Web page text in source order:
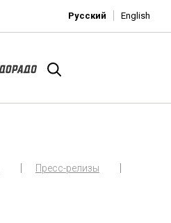
Русский English
Пресс-релизы